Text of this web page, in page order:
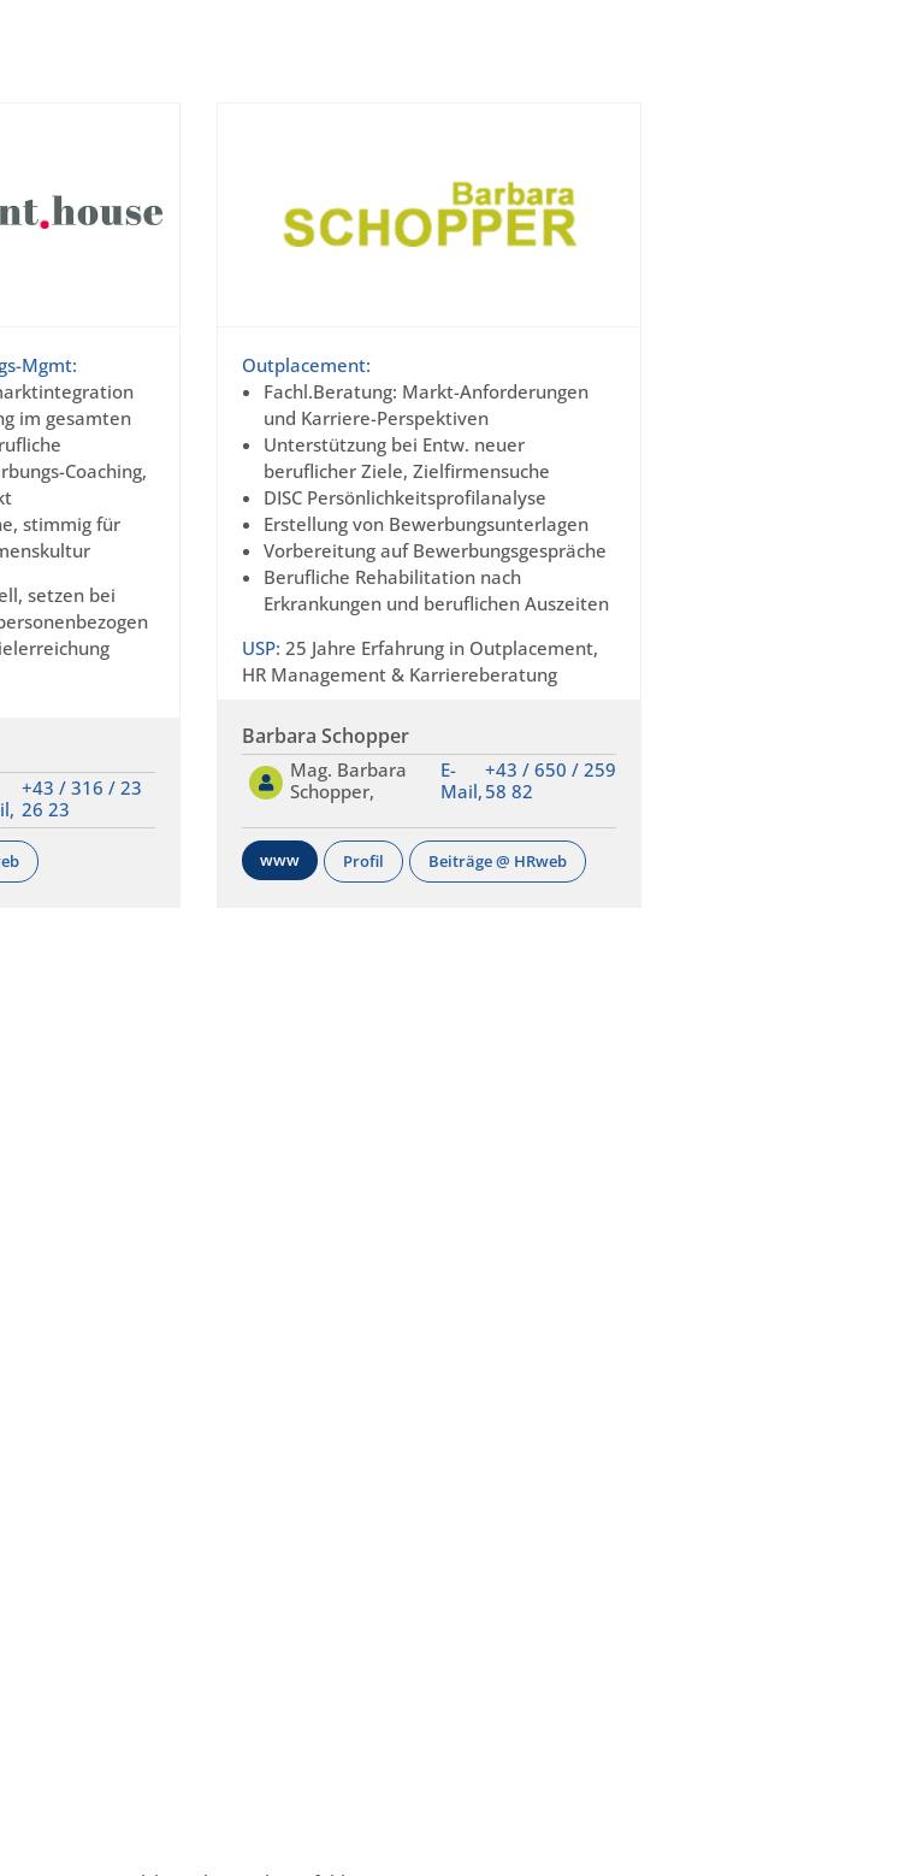
Mgmt:
im gesamten
Coaching,
stimmig für
setzen bei
+43 / 316 / 23
26 23
Outplacement:
Fachl.Beratung: Markt-Anforderungen
und Karriere-Perspektiven
Unterstützung bei Entw. neuer
beruflicher Ziele, Zielfirmensuche
DISC Persönlichkeitsprofilanalyse
Erstellung von Bewerbungsunterlagen
Vorbereitung auf Bewerbungsgespräche
Berufliche Rehabilitation nach
Erkrankungen und beruflichen Auszeiten
USP: 25 Jahre Erfahrung in Outplacement,
HR Management & Karriereberatung
Barbara Schopper
Mag. Barbara
Schopper,
E-
Mail,
+43 / 650 / 259
58 82
www Profil Beiträge @ HRweb